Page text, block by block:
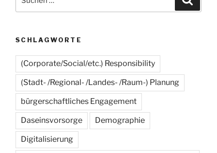
nach:
SCHLAGWORTE
(Corporate/Social/etc.) Responsibility
(Stadt- /Regional- /Landes- /Raum-) Planung
bürgerschaftliches Engagement
Daseinsvorsorge Demographie
Digitalisierung